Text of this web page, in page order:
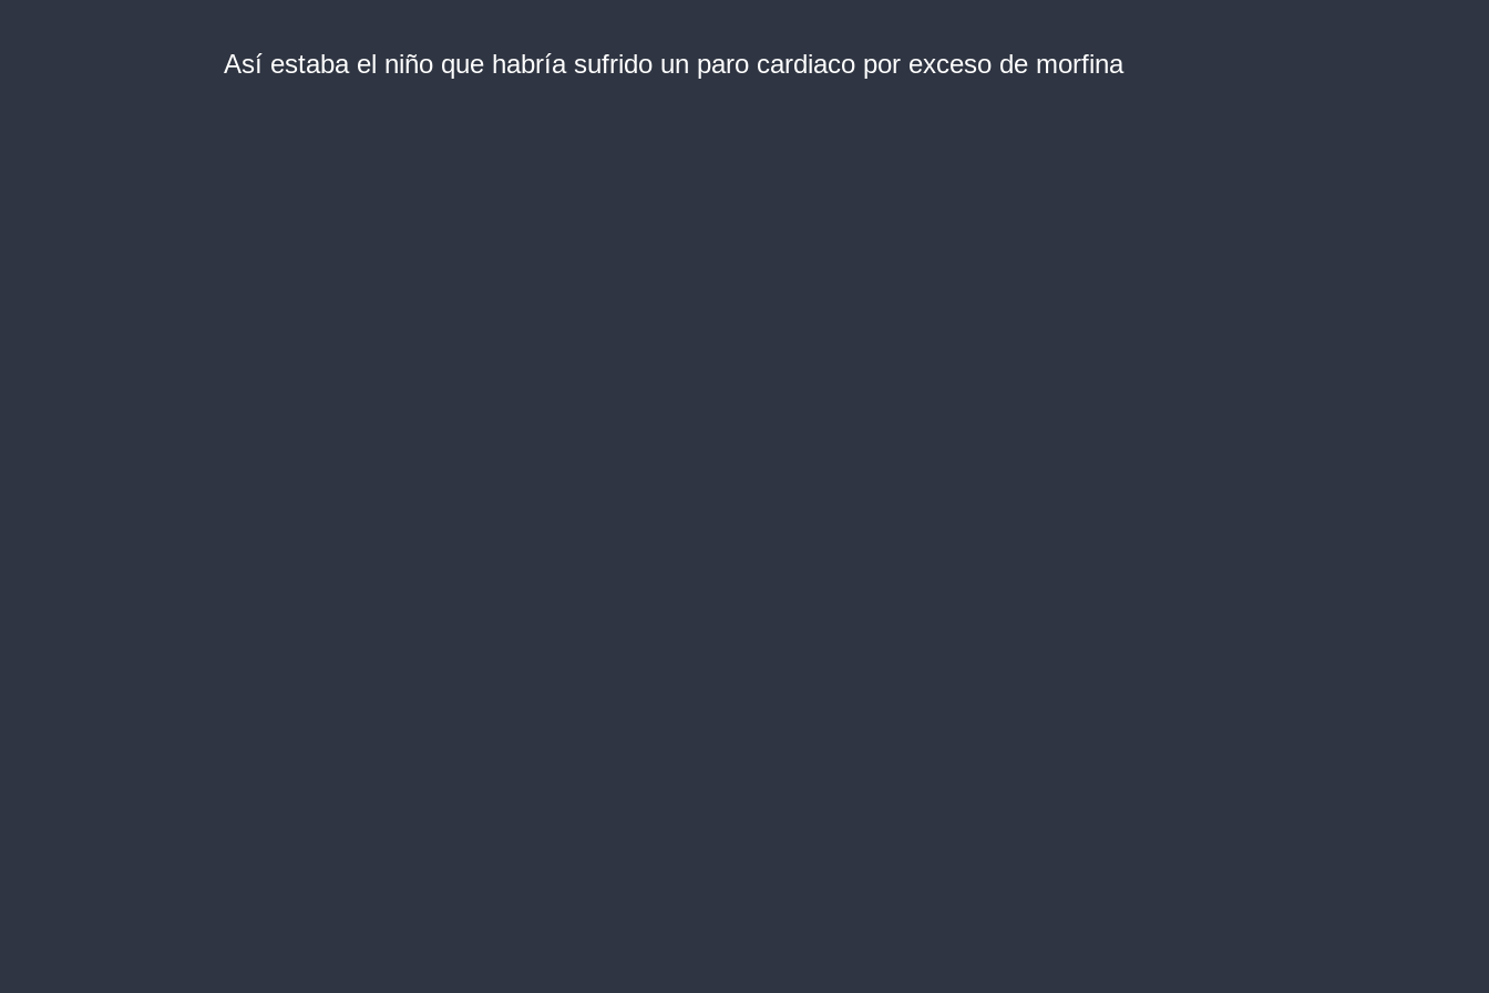
Así estaba el niño que habría sufrido un paro cardiaco por exceso de morfina